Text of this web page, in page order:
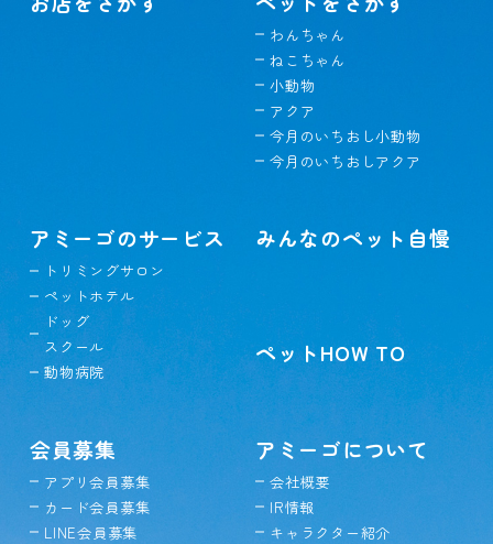
わんちゃん
ねこちゃん
小動物
アクア
今月のいちおし小動物
今月のいちおしアクア
アミーゴのサービス
トリミングサロン
ペットホテル
ドッグ
スクール
動物病院
みんなのペット自慢
ペットHOW TO
会員募集
アプリ会員募集
カード会員募集
LINE会員募集
アミーゴについて
会社概要
IR情報
キャラクター紹介